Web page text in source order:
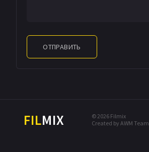
ОТПРАВИТЬ
FILMIX
© 2026 Filmix
Created by AWM Team